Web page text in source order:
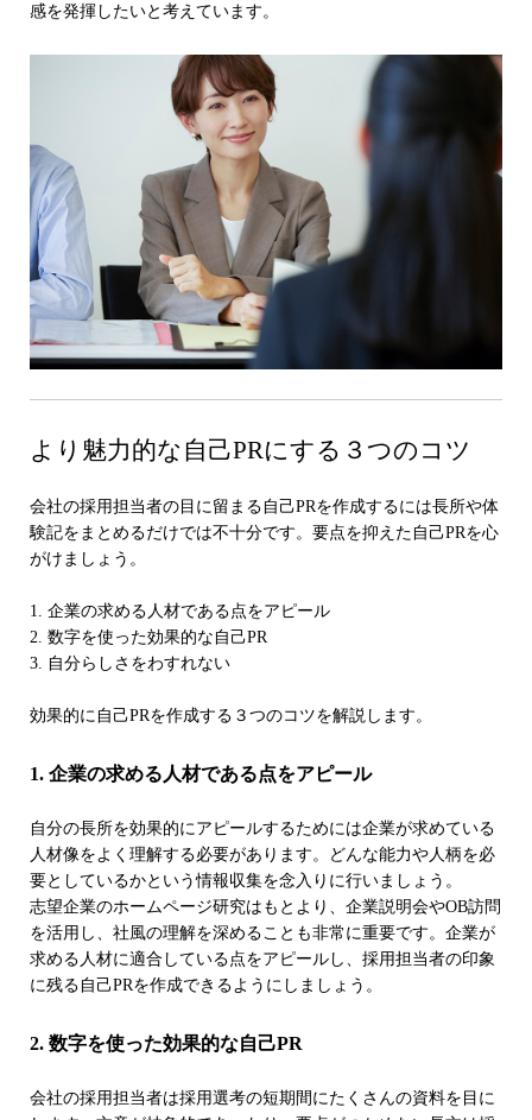
感を発揮したいと考えています。
より魅力的な自己PRにする３つのコツ
会社の採用担当者の目に留まる自己PRを作成するには長所や体
験記をまとめるだけでは不十分です。要点を抑えた自己PRを心
がけましょう。
1. 企業の求める人材である点をアピール
2. 数字を使った効果的な自己PR
3. 自分らしさをわすれない
効果的に自己PRを作成する３つのコツを解説します。
1. 企業の求める人材である点をアピール
自分の長所を効果的にアピールするためには企業が求めている
人材像をよく理解する必要があります。どんな能力や人柄を必
要としているかという情報収集を念入りに行いましょう。
志望企業のホームページ研究はもとより、企業説明会やOB訪問
を活用し、社風の理解を深めることも非常に重要です。企業が
求める人材に適合している点をアピールし、採用担当者の印象
に残る自己PRを作成できるようにしましょう。
2. 数字を使った効果的な自己PR
会社の採用担当者は採用選考の短期間にたくさんの資料を目に